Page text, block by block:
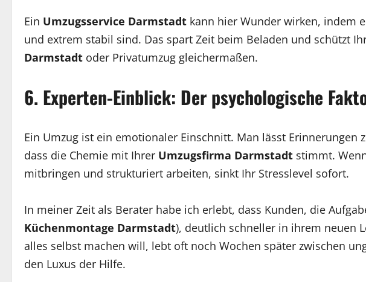
Ein Umzugsservice Darmstadt kann hier Wunder wirken, indem
und extrem stabil sind. Das spart Zeit beim Beladen und schützt
Darmstadt oder Privatumzug gleichermaßen.
6. Experten-Einblick: Der psychologische
Ein Umzug ist ein emotionaler Einschnitt. Man lässt Erinnerungen
dass die Chemie mit Ihrer Umzugsfirma Darmstadt stimmt.
mitbringen und strukturiert arbeiten, sinkt Ihr Stresslevel sofort.
In meiner Zeit als Berater habe ich erlebt, dass Kunden, die
Küchenmontage Darmstadt), deutlich schneller in ihrem neuen
alles selbst machen will, lebt oft noch Wochen später zwischen
den Luxus der Hilfe.